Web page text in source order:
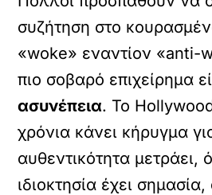
συζήτηση στο
«woke» εναντίον «anti-
πιο σοβαρό επιχείρημα
ασυνέπεια. Το
χρόνια κάνει κήρυγμα
αυθεντικότητα μετράει,
ιδιοκτησία έχει σημασία,